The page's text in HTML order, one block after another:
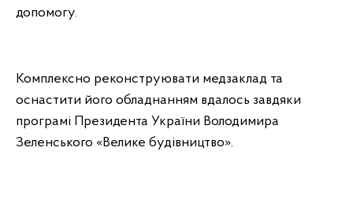
допомогу.⠀
Комплексно реконструювати медзаклад та
оснастити його обладнанням вдалось завдяки
програмі Президента України Володимира
Зеленського «Велике будівництво».